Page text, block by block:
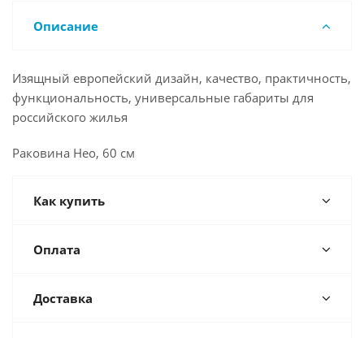
Описание
Изящный европейский дизайн, качество, практичность,
функциональность, универсальные габариты для
российского жилья
Раковина Нео, 60 см
Как купить
Оплата
Доставка